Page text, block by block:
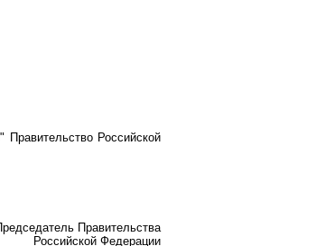
Российской
Правительства
Российской Федерации